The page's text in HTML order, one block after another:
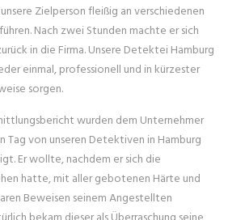
Zielperson fleißig an verschiedenen
Nach zwei Stunden machte er sich
in die Firma. Unsere Detektei Hamburg
einmal, professionell und in kürzester
sorgen.
wurden dem Unternehmer
Tag von unseren Detektiven in Hamburg
Er wollte, nachdem er sich die
hatte, mit aller gebotenen Härte und
Beweisen seinem Angestellten
bekam dieser als Überraschung seine